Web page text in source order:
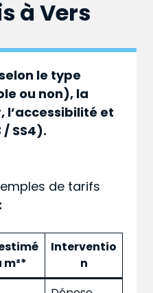
àVers
le type
ou non), la
et
SS4).
de tarifs
m²*
Interventio
n